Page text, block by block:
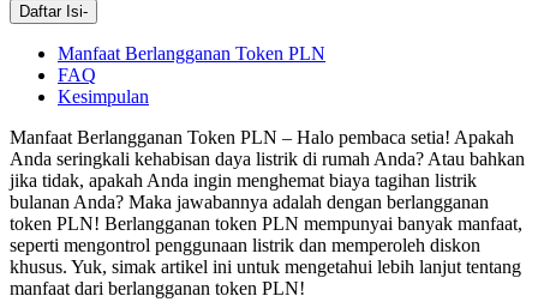
Daftar Isi-
Manfaat Berlangganan Token PLN
FAQ
Kesimpulan
Manfaat Berlangganan Token PLN – Halo pembaca setia! Apakah
Anda seringkali kehabisan daya listrik di rumah Anda? Atau bahkan
jika tidak, apakah Anda ingin menghemat biaya tagihan listrik
bulanan Anda? Maka jawabannya adalah dengan berlangganan
token PLN! Berlangganan token PLN mempunyai banyak manfaat,
seperti mengontrol penggunaan listrik dan memperoleh diskon
khusus. Yuk, simak artikel ini untuk mengetahui lebih lanjut tentang
manfaat dari berlangganan token PLN!